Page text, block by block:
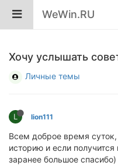
WeWin.RU
Хочу услышать
Личные темы
L lion111
Всем доброе время
историю и если получится
заранее большое спасибо)